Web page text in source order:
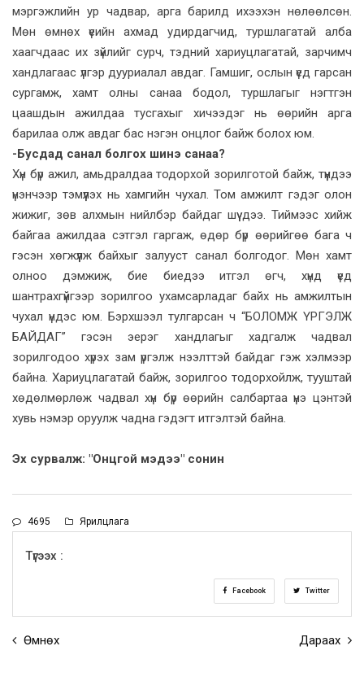
мэргэжлийн ур чадвар, арга барилд ихээхэн нөлөөлсөн.
Мөн өмнөх үеийн ахмад удирдагчид, туршлагатай алба
хаагчдаас их зүйлийг сурч, тэдний хариуцлагатай, зарчимч
хандлагаас үлгэр дууриалал авдаг. Гамшиг, ослын үед гарсан
сургамж, хамт олны санаа бодол, туршлагыг нэгтгэн
цаашдын ажилдаа тусгахыг хичээдэг нь өөрийн арга
барилаа олж авдаг бас нэгэн онцлог байж болох юм.
-Бусдад санал болгох шинэ санаа?
Хүн бүр ажил, амьдралдаа тодорхой зорилготой байж, түүндээ
үнэнчээр тэмүүлэх нь хамгийн чухал. Том амжилт гэдэг олон
жижиг, зөв алхмын нийлбэр байдаг шүү дээ. Тиймээс хийж
байгаа ажилдаа сэтгэл гаргаж, өдөр бүр өөрийгөө бага ч
гэсэн хөгжүүлж байхыг залууст санал болгодог. Мөн хамт
олноо дэмжиж, бие биедээ итгэл өгч, хүнд үед
шантрахгүйгээр зорилгоо ухамсарладаг байх нь амжилтын
чухал үндэс юм. Бэрхшээл тулгарсан ч “БОЛОМЖ ҮРГЭЛЖ
БАЙДАГ” гэсэн эерэг хандлагыг хадгалж чадвал
зорилгодоо хүрэх зам үргэлж нээлттэй байдаг гэж хэлмээр
байна. Хариуцлагатай байж, зорилгоо тодорхойлж, тууштай
хөдөлмөрлөж чадвал хүн бүр өөрийн салбартаа үнэ цэнтэй
хувь нэмэр оруулж чадна гэдэгт итгэлтэй байна.
Эх сурвалж: "Онцгой мэдээ" сонин
4695 Ярилцлага
Түгээх :
Facebook Twitter
Өмнөх Дараах